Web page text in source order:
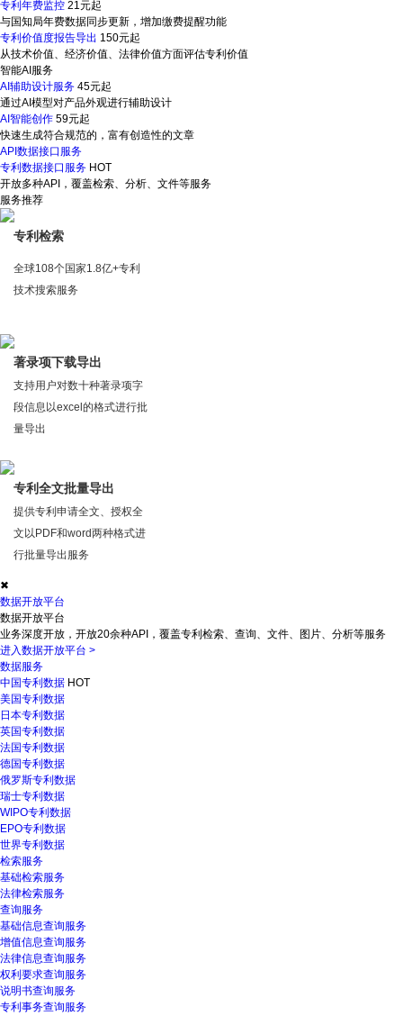
专利年费监控 21元起
与国知局年费数据同步更新，增加缴费提醒功能
专利价值度报告导出 150元起
从技术价值、经济价值、法律价值方面评估专利价值
智能AI服务
AI辅助设计服务 45元起
通过AI模型对产品外观进行辅助设计
AI智能创作 59元起
快速生成符合规范的，富有创造性的文章
API数据接口服务
专利数据接口服务 HOT
开放多种API，覆盖检索、分析、文件等服务
服务推荐
专利检索
全球108个国家1.8亿+专利
技术搜索服务
著录项下载导出
支持用户对数十种著录项字
段信息以excel的格式进行批
量导出
专利全文批量导出
提供专利申请全文、授权全
文以PDF和word两种格式进
行批量导出服务
✖
数据开放平台
数据开放平台
业务深度开放，开放20余种API，覆盖专利检索、查询、文件、图片、分析等服务
进入数据开放平台 >
数据服务
中国专利数据 HOT
美国专利数据
日本专利数据
英国专利数据
法国专利数据
德国专利数据
俄罗斯专利数据
瑞士专利数据
WIPO专利数据
EPO专利数据
世界专利数据
检索服务
基础检索服务
法律检索服务
查询服务
基础信息查询服务
增值信息查询服务
法律信息查询服务
权利要求查询服务
说明书查询服务
专利事务查询服务